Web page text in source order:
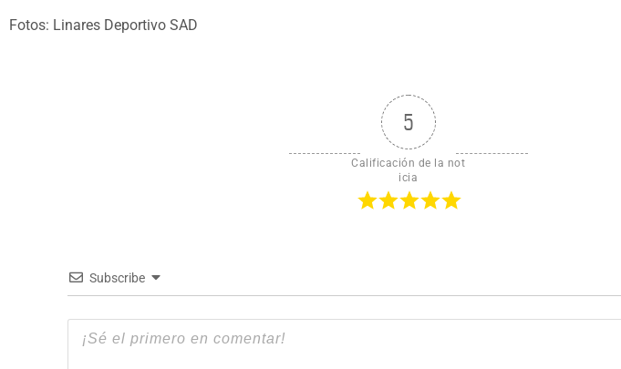
Fotos: Linares Deportivo SAD
5
Calificación de la not
icia
Subscribe